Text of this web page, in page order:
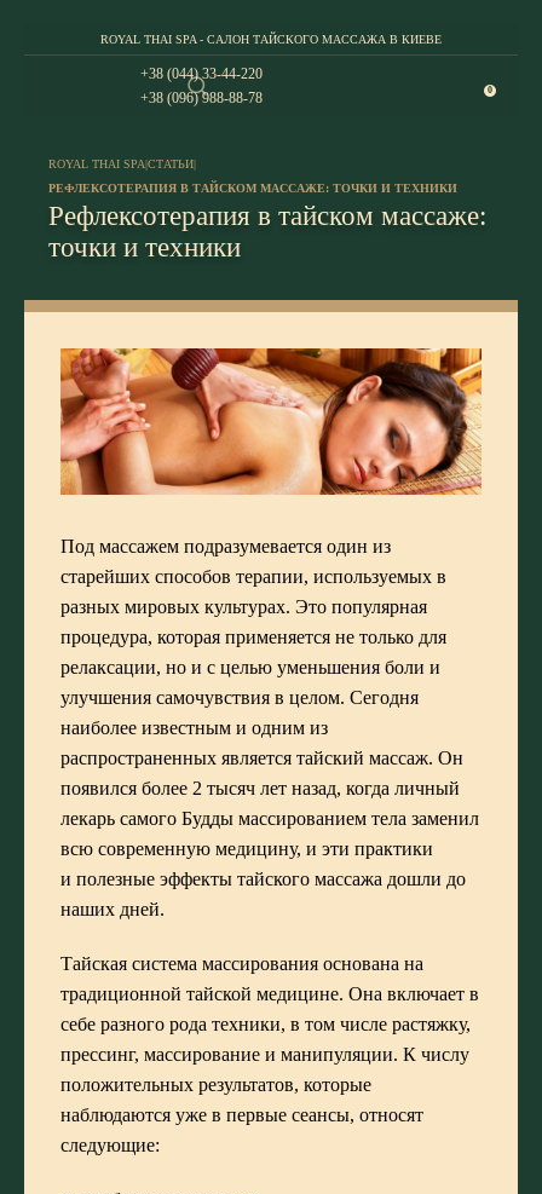
ROYAL THAI SPA - САЛОН ТАЙСКОГО МАССАЖА В КИЕВЕ
+38 (044) 33-44-220
+38 (096) 988-88-78
0
ROYAL THAI SPA|СТАТЬИ|
РЕФЛЕКСОТЕРАПИЯ В ТАЙСКОМ МАССАЖЕ: ТОЧКИ И ТЕХНИКИ
Рефлексотерапия в тайском массаже:
точки и техники
Под массажем подразумевается один из
старейших способов терапии, используемых в
разных мировых культурах. Это популярная
процедура, которая применяется не только для
релаксации, но и с целью уменьшения боли и
улучшения самочувствия в целом. Сегодня
наиболее известным и одним из
распространенных является тайский массаж. Он
появился более 2 тысяч лет назад, когда личный
лекарь самого Будды массированием тела заменил
всю современную медицину, и эти практики
и полезные эффекты тайского массажа дошли до
наших дней.
Тайская система массирования основана на
традиционной тайской медицине. Она включает в
себе разного рода техники, в том числе растяжку,
прессинг, массирование и манипуляции. К числу
положительных результатов, которые
наблюдаются уже в первые сеансы, относят
следующие: